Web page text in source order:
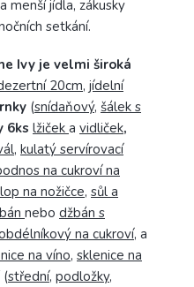
menší jídla, zákusky
setkání.
Ivy je velmi široká
20cm, jídelní
(snídaňový, šálek s
6ks lžiček a vidliček,
, kulatý servírovací
na cukroví na
na nožičce, sůl a
nebo džbán s
na cukroví, a
na víno, sklenice na
(střední, podložky,